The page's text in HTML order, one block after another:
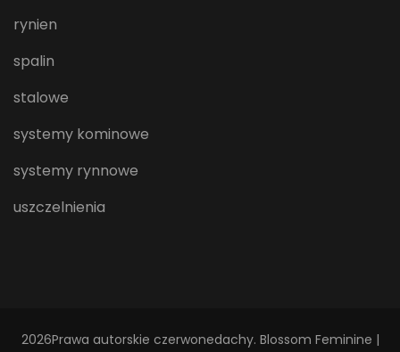
rynien
spalin
stalowe
systemy kominowe
systemy rynnowe
uszczelnienia
2026Prawa autorskie czerwonedachy. Blossom Feminine |